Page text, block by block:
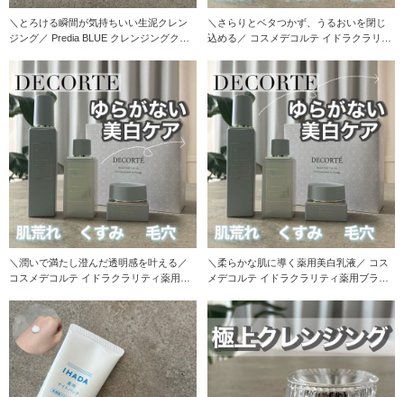
＼とろける瞬間が気持ちいい生泥クレン
ジング／ Predia BLUE クレンジングクレ
＼さらりとベタつかず、うるおいを閉じ
込める／ コスメデコルテ イドラクラリテ
＼潤いで満たし澄んだ透明感を叶える／
コスメデコルテ イドラクラリティ薬用ブ
＼柔らかな肌に導く薬用美白乳液／ コス
メデコルテ イドラクラリティ薬用ブライ